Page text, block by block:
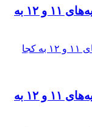
مصوبه تاثیر قطعی معدل برای پایه‌های ۱۱ و ۱۲ به
مصوبه تاثیر قطعی معدل برای پایه‌های ۱۱ و ۱۲ به